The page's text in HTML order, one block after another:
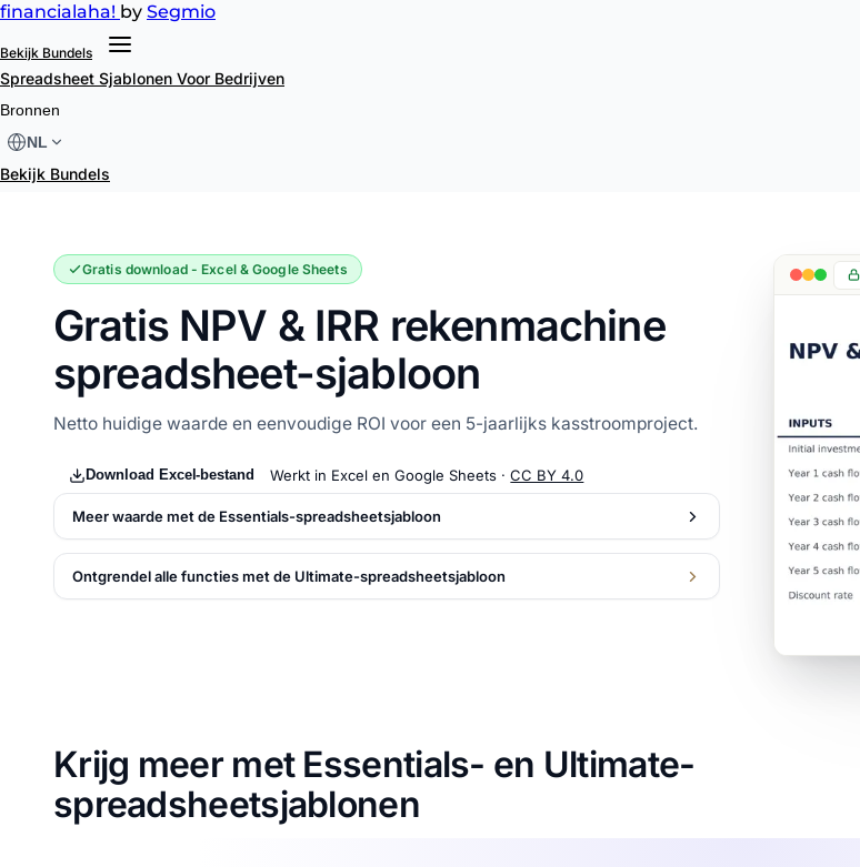
financialaha! by Segmio
Bekijk Bundels
Spreadsheet Sjablonen Voor Bedrijven
Bronnen
NL
Bekijk Bundels
NPV & IRR rekenmachine
Gratis download - Excel & Google Sheets
Gratis NPV & IRR rekenmachine
spreadsheet-sjabloon
Netto huidige waarde en eenvoudige ROI voor een 5-jaarlijks kasstroomproject.
Download Excel-bestand Werkt in Excel en Google Sheets ·CC BY 4.0
Meer waarde met de Essentials-spreadsheetsjabloon
Ontgrendel alle functies met de Ultimate-spreadsheetsjabloon
Krijg meer met Essentials- en Ultimate-
spreadsheetsjablonen